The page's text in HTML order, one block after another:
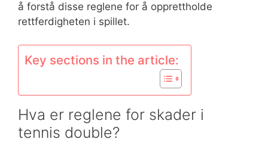
å forstå disse reglene for å opprettholde
rettferdigheten i spillet.
Key sections in the article:
Hva er reglene for skader i
tennis double?